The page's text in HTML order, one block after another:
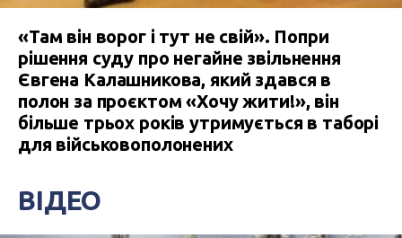
«Там він ворог і тут не свій». Попри
рішення суду про негайне звільнення
Євгена Калашникова, який здався в
полон за проєктом «Хочу жити!», він
більше трьох років утримується в таборі
для військовополонених
ВІДЕО